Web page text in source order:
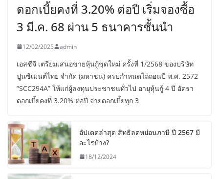
ดอกเบี้ยคงที่ 3.20% ต่อปี เริ่มจองซื้อ
3 มี.ค. 68 ผ่าน 5 ธนาคารชั้นนำ
12/02/2025 admin
เอสซีจี เตรียมเสนอขายหุ้นกู้ชุดใหม่ ครั้งที่ 1/2568 ของบริษัท
ปูนซิเมนต์ไทย จำกัด (มหาชน) ครบกำหนดไถ่ถอนปี พ.ศ. 2572
“SCC294A” ให้แก่ผู้ลงทุนประชาชนทั่วไป อายุหุ้นกู้ 4 ปี อัตรา
ดอกเบี้ยคงที่ 3.20% ต่อปี จ่ายดอกเบี้ยทุก 3
อัปเดตล่าสุด สิทธิลดหย่อนภาษี ปี 2567 มี
อะไรบ้าง?
18/12/2024